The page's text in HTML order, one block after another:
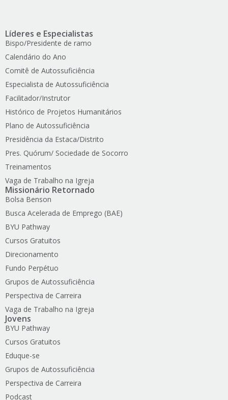
Líderes e Especialistas
Bispo/Presidente de ramo
Calendário do Ano
Comitê de Autossuficiência
Especialista de Autossuficiência
Facilitador/Instrutor
Histórico de Projetos Humanitários
Plano de Autossuficiência
Presidência da Estaca/Distrito
Pres. Quórum/ Sociedade de Socorro
Treinamentos
Vaga de Trabalho na Igreja
Missionário Retornado
Bolsa Benson
Busca Acelerada de Emprego (BAE)
BYU Pathway
Cursos Gratuitos
Direcionamento
Fundo Perpétuo
Grupos de Autossuficiência
Perspectiva de Carreira
Vaga de Trabalho na Igreja
Jovens
BYU Pathway
Cursos Gratuitos
Eduque-se
Grupos de Autossuficiência
Perspectiva de Carreira
Podcast